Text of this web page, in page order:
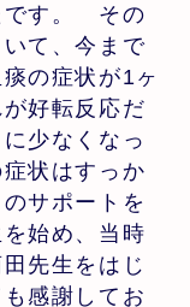
です。 その
て、今まで
の症状が1ヶ
好転反応だ
少なくなっ
状はすっか
サポートを
始め、当時
先生をはじ
感謝してお